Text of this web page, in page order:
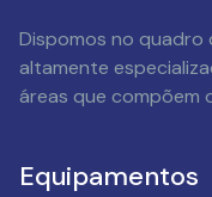
Dispomos no quadro
altamente
áreas que compõem
Equipamentos